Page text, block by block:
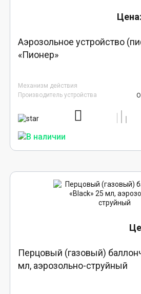
Аэрозольное устройство
«Пионер»
Механизм действия
Производитель устройства
Перцовый (газовый)
мл, аэрозольно-струйный